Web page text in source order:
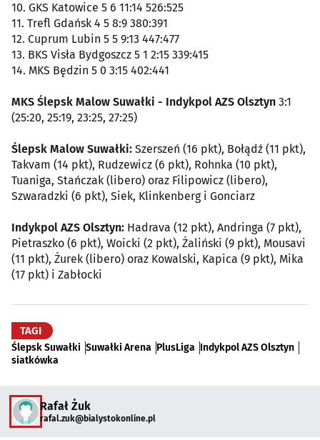
10. GKS Katowice 5 6 11:14 526:525
11. Trefl Gdańsk 4 5 8:9 380:391
12. Cuprum Lubin 5 5 9:13 447:477
13. BKS Visła Bydgoszcz 5 1 2:15 339:415
14. MKS Będzin 5 0 3:15 402:441
MKS Ślepsk Malow Suwałki - Indykpol AZS Olsztyn 3:1
(25:20, 25:19, 23:25, 27:25)
Ślepsk Malow Suwałki: Szerszeń (16 pkt), Bołądź (11 pkt),
Takvam (14 pkt), Rudzewicz (6 pkt), Rohnka (10 pkt),
Tuaniga, Stańczak (libero) oraz Filipowicz (libero),
Szwaradzki (6 pkt), Siek, Klinkenberg i Gonciarz
Indykpol AZS Olsztyn: Hadrava (12 pkt), Andringa (7 pkt),
Pietraszko (6 pkt), Woicki (2 pkt), Żaliński (9 pkt), Mousavi
(11 pkt), Żurek (libero) oraz Kowalski, Kapica (9 pkt), Mika
(17 pkt) i Zabłocki
TAGI
Ślepsk Suwałki Suwałki Arena PlusLiga Indykpol AZS Olsztyn
siatkówka
Rafał Żuk
rafal.zuk@bialystokonline.pl